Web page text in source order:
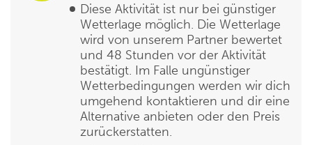
Diese Aktivität ist nur bei günstiger
Wetterlage möglich. Die Wetterlage
wird von unserem Partner bewertet
und 48 Stunden vor der Aktivität
bestätigt. Im Falle ungünstiger
Wetterbedingungen werden wir dich
umgehend kontaktieren und dir eine
Alternative anbieten oder den Preis
zurückerstatten.